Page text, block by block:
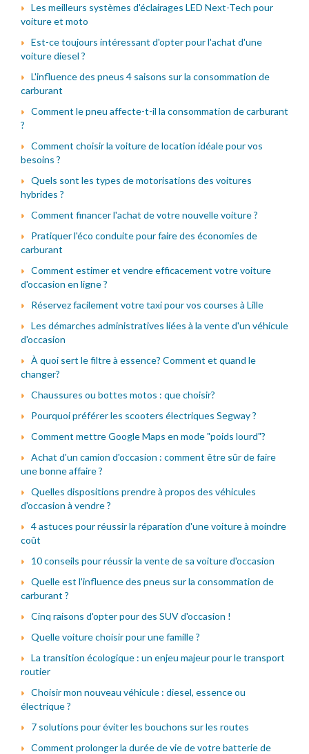
Les meilleurs systèmes d'éclairages LED Next-Tech pour
voiture et moto
Est-ce toujours intéressant d'opter pour l'achat d'une
voiture diesel ?
L'influence des pneus 4 saisons sur la consommation de
carburant
Comment le pneu affecte-t-il la consommation de carburant
?
Comment choisir la voiture de location idéale pour vos
besoins ?
Quels sont les types de motorisations des voitures
hybrides ?
Comment financer l'achat de votre nouvelle voiture ?
Pratiquer l'éco conduite pour faire des économies de
carburant
Comment estimer et vendre efficacement votre voiture
d'occasion en ligne ?
Réservez facilement votre taxi pour vos courses à Lille
Les démarches administratives liées à la vente d'un véhicule
d'occasion
À quoi sert le filtre à essence? Comment et quand le
changer?
Chaussures ou bottes motos : que choisir?
Pourquoi préférer les scooters électriques Segway ?
Comment mettre Google Maps en mode "poids lourd"?
Achat d'un camion d'occasion : comment être sûr de faire
une bonne affaire ?
Quelles dispositions prendre à propos des véhicules
d'occasion à vendre ?
4 astuces pour réussir la réparation d'une voiture à moindre
coût
10 conseils pour réussir la vente de sa voiture d'occasion
Quelle est l'influence des pneus sur la consommation de
carburant ?
Cinq raisons d'opter pour des SUV d'occasion !
Quelle voiture choisir pour une famille ?
La transition écologique : un enjeu majeur pour le transport
routier
Choisir mon nouveau véhicule : diesel, essence ou
électrique ?
7 solutions pour éviter les bouchons sur les routes
Comment prolonger la durée de vie de votre batterie de